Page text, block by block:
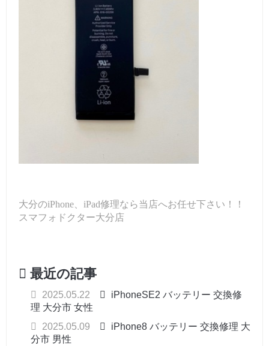
大分のiPhone、iPad修理なら当店へお任せ下さい！！
スマフォドクター大分店
最近の記事
2025.05.22
iPhoneSE2 バッテリー 交換修
理 大分市 女性
2025.05.09
iPhone8 バッテリー 交換修理 大
分市 男性